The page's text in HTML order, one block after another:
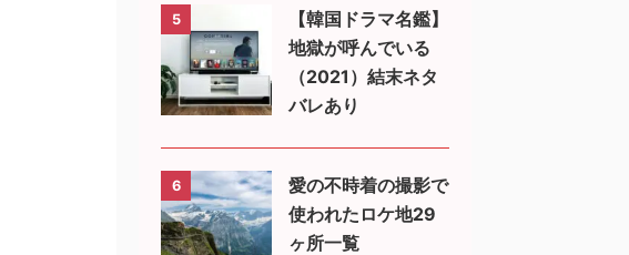
5
【韓国ドラマ名鑑】
地獄が呼んでいる
（2021）結末ネタ
バレあり
6
愛の不時着の撮影で
使われたロケ地29
ヶ所一覧